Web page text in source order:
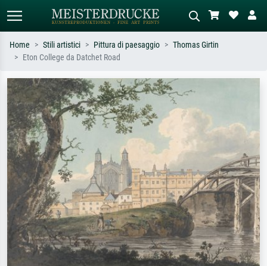
Cerca per artista, titolo o stile – es.
Monet, Notte stellata,
Impressionismo, onda di Hokusai,
nudo.
Descrivi la scena – es. prato verde,
astratto con molto rosso, dipinto a
olio scuro, nudo in piedi vicino a un
Home Stili artistici Pittura di paesaggio
Thomas Girtin
Eton College da Datchet Road